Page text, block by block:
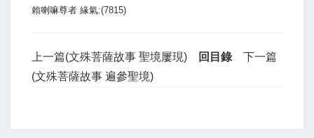
賴喇嘛尊者 緣氣:(7815)
上一篇(文殊菩薩故事 聖境屢現) 回目錄
下一篇
(文殊菩薩故事 遍參聖境)